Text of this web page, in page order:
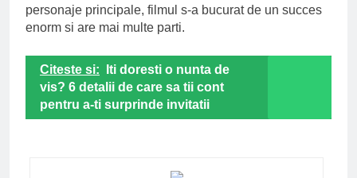
personaje principale, filmul s-a bucurat de un succes
enorm si are mai multe parti.
Citeste si:
Iti doresti o nunta de
vis? 6 detalii de care sa tii cont
pentru a-ti surprinde invitatii